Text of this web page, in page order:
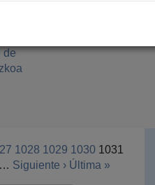
de
1028 1029 1030 1031
… Siguiente › Última »